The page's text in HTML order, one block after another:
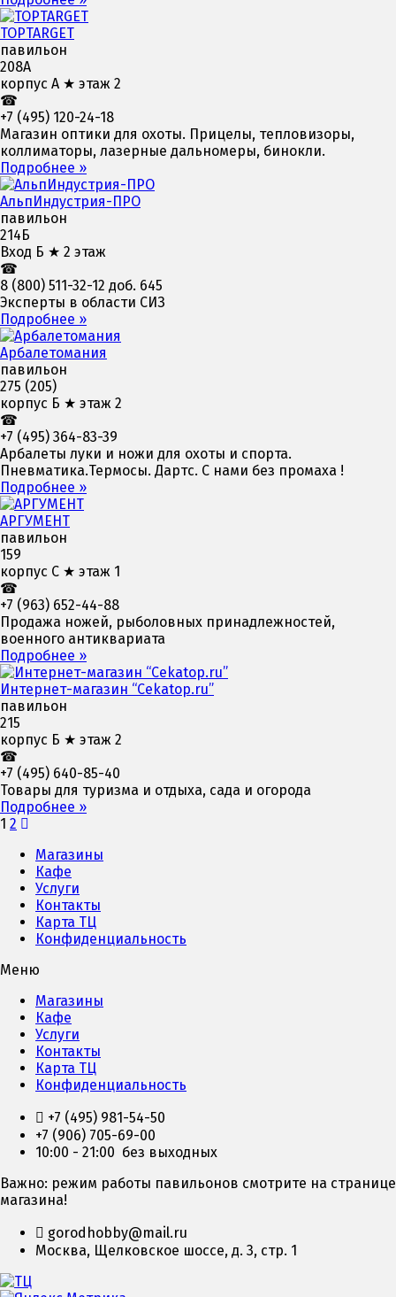
TOPTARGET
павильон
208А
корпус А ★ этаж 2
☎
+7 (495) 120-24-18
Магазин оптики для охоты. Прицелы, тепловизоры,
коллиматоры, лазерные дальномеры, бинокли.
Подробнее »
АльпИндустрия-ПРО
павильон
214Б
Вход Б ★ 2 этаж
☎
8 (800) 511-32-12 доб. 645
Эксперты в области СИЗ
Подробнее »
Арбалетомания
павильон
275 (205)
корпус Б ★ этаж 2
☎
+7 (495) 364-83-39
Арбалеты луки и ножи для охоты и спорта.
Пневматика.Термосы. Дартс. С нами без промаха !
Подробнее »
АРГУМЕНТ
павильон
159
корпус С ★ этаж 1
☎
+7 (963) 652-44-88
Продажа ножей, рыболовных принадлежностей,
военного антиквариата
Подробнее »
Интернет-магазин “Cekatop.ru”
павильон
215
корпус Б ★ этаж 2
☎
+7 (495) 640-85-40
Товары для туризма и отдыха, сада и огорода
Подробнее »
Навигация
по
записям
1 2
Магазины
Кафе
Услуги
Контакты
Карта ТЦ
Конфиденциальность
Меню
Магазины
Кафе
Услуги
Контакты
Карта ТЦ
Конфиденциальность
+7 (495) 981-54-50
+7 (906) 705-69-00
10:00 - 21:00 без выходных
Важно: режим работы павильонов смотрите на странице
магазина!
gorodhobby@mail.ru
Москва, Щелковское шоссе, д. 3, стр. 1